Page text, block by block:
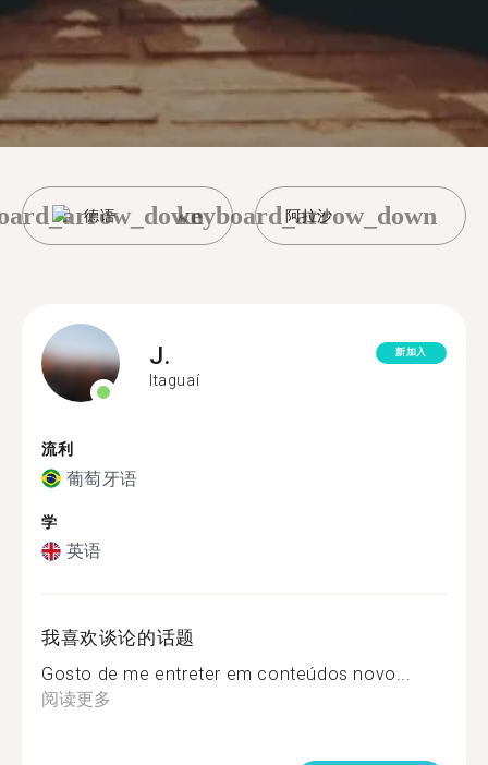
德语 阿拉沙
keyboard_arrow_down
J.
Itaguaí
新加入
流利
葡萄牙语
学
英语
我喜欢谈论的话题
Gosto de me entreter em conteúdos novo...
阅读更多